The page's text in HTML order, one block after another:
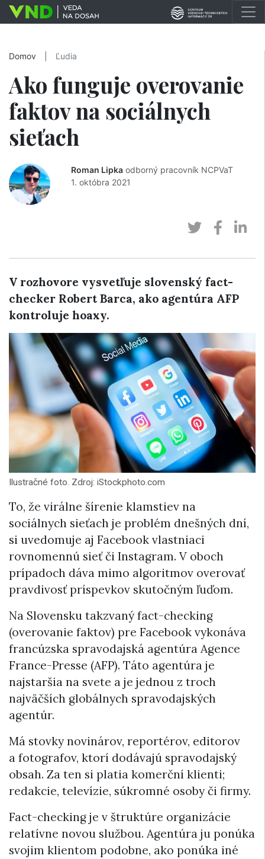
Domov Ľudia
Ako funguje overovanie
faktov na sociálnych
sieťach
Roman Lipka odborný pracovník NCPVaT
1. októbra 2021
V rozhovore vysvetľuje slovenský fact-
checker Robert Barca, ako agentúra AFP
kontroluje hoaxy.
Ilustračné foto. Zdroj: iStockphoto.com
To, že virálne šírenie klamstiev na
sociálnych sieťach je problém dnešných dní,
si uvedomuje aj Facebook vlastniaci
rovnomennú sieť či Instagram. V oboch
prípadoch dáva mimo algoritmov overovať
pravdivosť príspevkov skutočným ľuďom.
Na Slovensku takzvaný fact-checking
(overovanie faktov) pre Facebook vykonáva
francúzska spravodajská agentúra Agence
France-Presse (AFP). Táto agentúra je
najstaršia na svete a je jednou z troch
najväčších globálnych spravodajských
agentúr.
Má stovky novinárov, reportérov, editorov
a fotografov, ktorí dodávajú spravodajský
obsah. Za ten si platia komerční klienti;
redakcie, televízie, súkromné osoby či firmy.
Fact-checking je v štruktúre organizácie
relatívne novou službou. Agentúra ju ponúka
svojim klientom podobne, ako ponúka iné